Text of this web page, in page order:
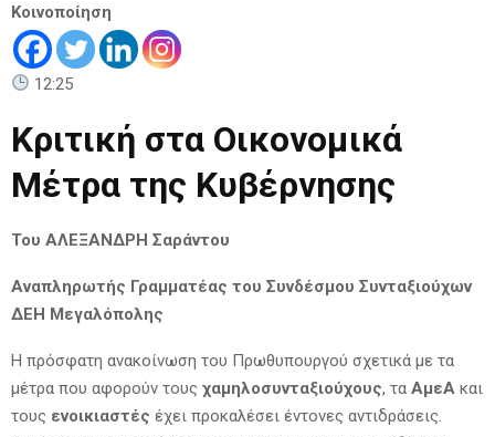
Κοινοποίηση
12:25
Κριτική στα Οικονομικά
Μέτρα της Κυβέρνησης
Του ΑΛΕΞΑΝΔΡΗ Σαράντου
Αναπληρωτής Γραμματέας του Συνδέσμου Συνταξιούχων
ΔΕΗ Μεγαλόπολης
Η πρόσφατη ανακοίνωση του Πρωθυπουργού σχετικά με τα
μέτρα που αφορούν τους χαμηλοσυνταξιούχους, τα ΑμεΑ και
τους ενοικιαστές έχει προκαλέσει έντονες αντιδράσεις.